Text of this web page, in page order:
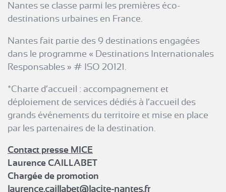
Nantes se classe parmi les premières éco-
destinations urbaines en France.
Nantes fait partie des 9 destinations engagées
dans le programme « Destinations Internationales
Responsables » # ISO 20121.
*Charte d’accueil : accompagnement et
déploiement de services dédiés à l’accueil des
grands événements du territoire et mise en place
par les partenaires de la destination.
Contact presse MICE
Laurence CAILLABET
Chargée de promotion
laurence.caillabet@lacite-nantes.fr